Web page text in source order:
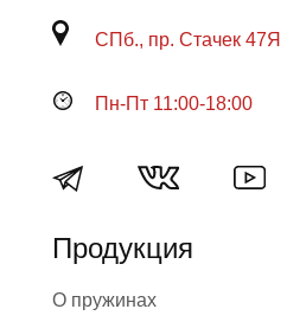
СПб., пр. Стачек 47Я
Пн-Пт 11:00-18:00
Продукция
О пружинах